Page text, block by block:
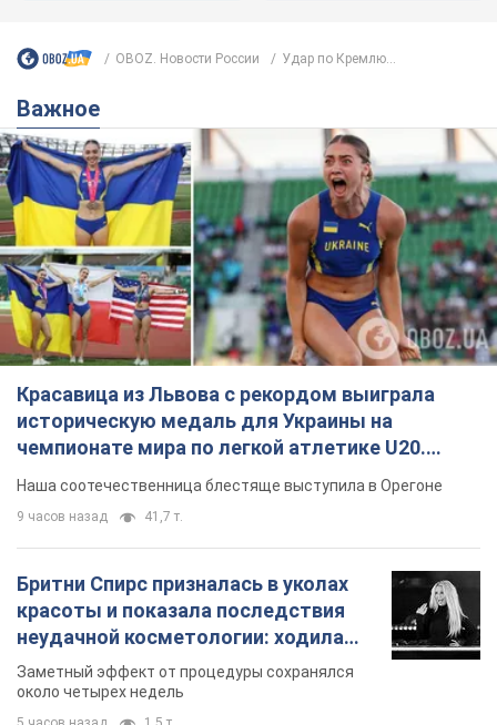
Красавица из Львова с рекордом выиграла
историческую медаль для Украины на
чемпионате мира по легкой атлетике U20.
Видео
Наша соотечественница блестяще выступила в Орегоне
9 часов назад 41,7 т.
Бритни Спирс призналась в уколах
красоты и показала последствия
неудачной косметологии: ходила
Заметный эффект от процедуры сохранялся
около четырех недель
5 часов назад
В России арестовали разработчиков
дрона, который в апреле был
представлен Путину: в чём дело
Их подозревают в мошенничестве
6 часов назад 35,1 т.